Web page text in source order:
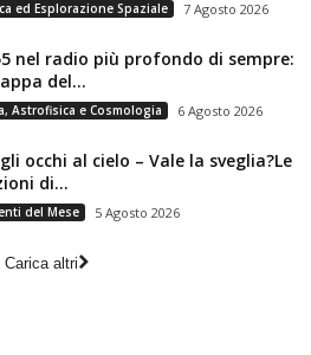
ed Esplorazione Spaziale 7 Agosto 2026
nel radio più profondo di sempre:
del...
Astrofisica e Cosmologia 6 Agosto 2026
occhi al cielo – Vale la sveglia?Le
di...
del Mese 5 Agosto 2026
Carica altri